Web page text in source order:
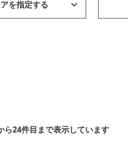
を指定する
ら24件目まで表示しています